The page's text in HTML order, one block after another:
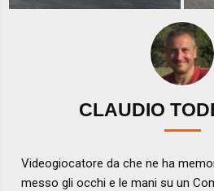
CLAUDIO
Videogiocatore da che ne ha
messo gli occhi e le mani su un